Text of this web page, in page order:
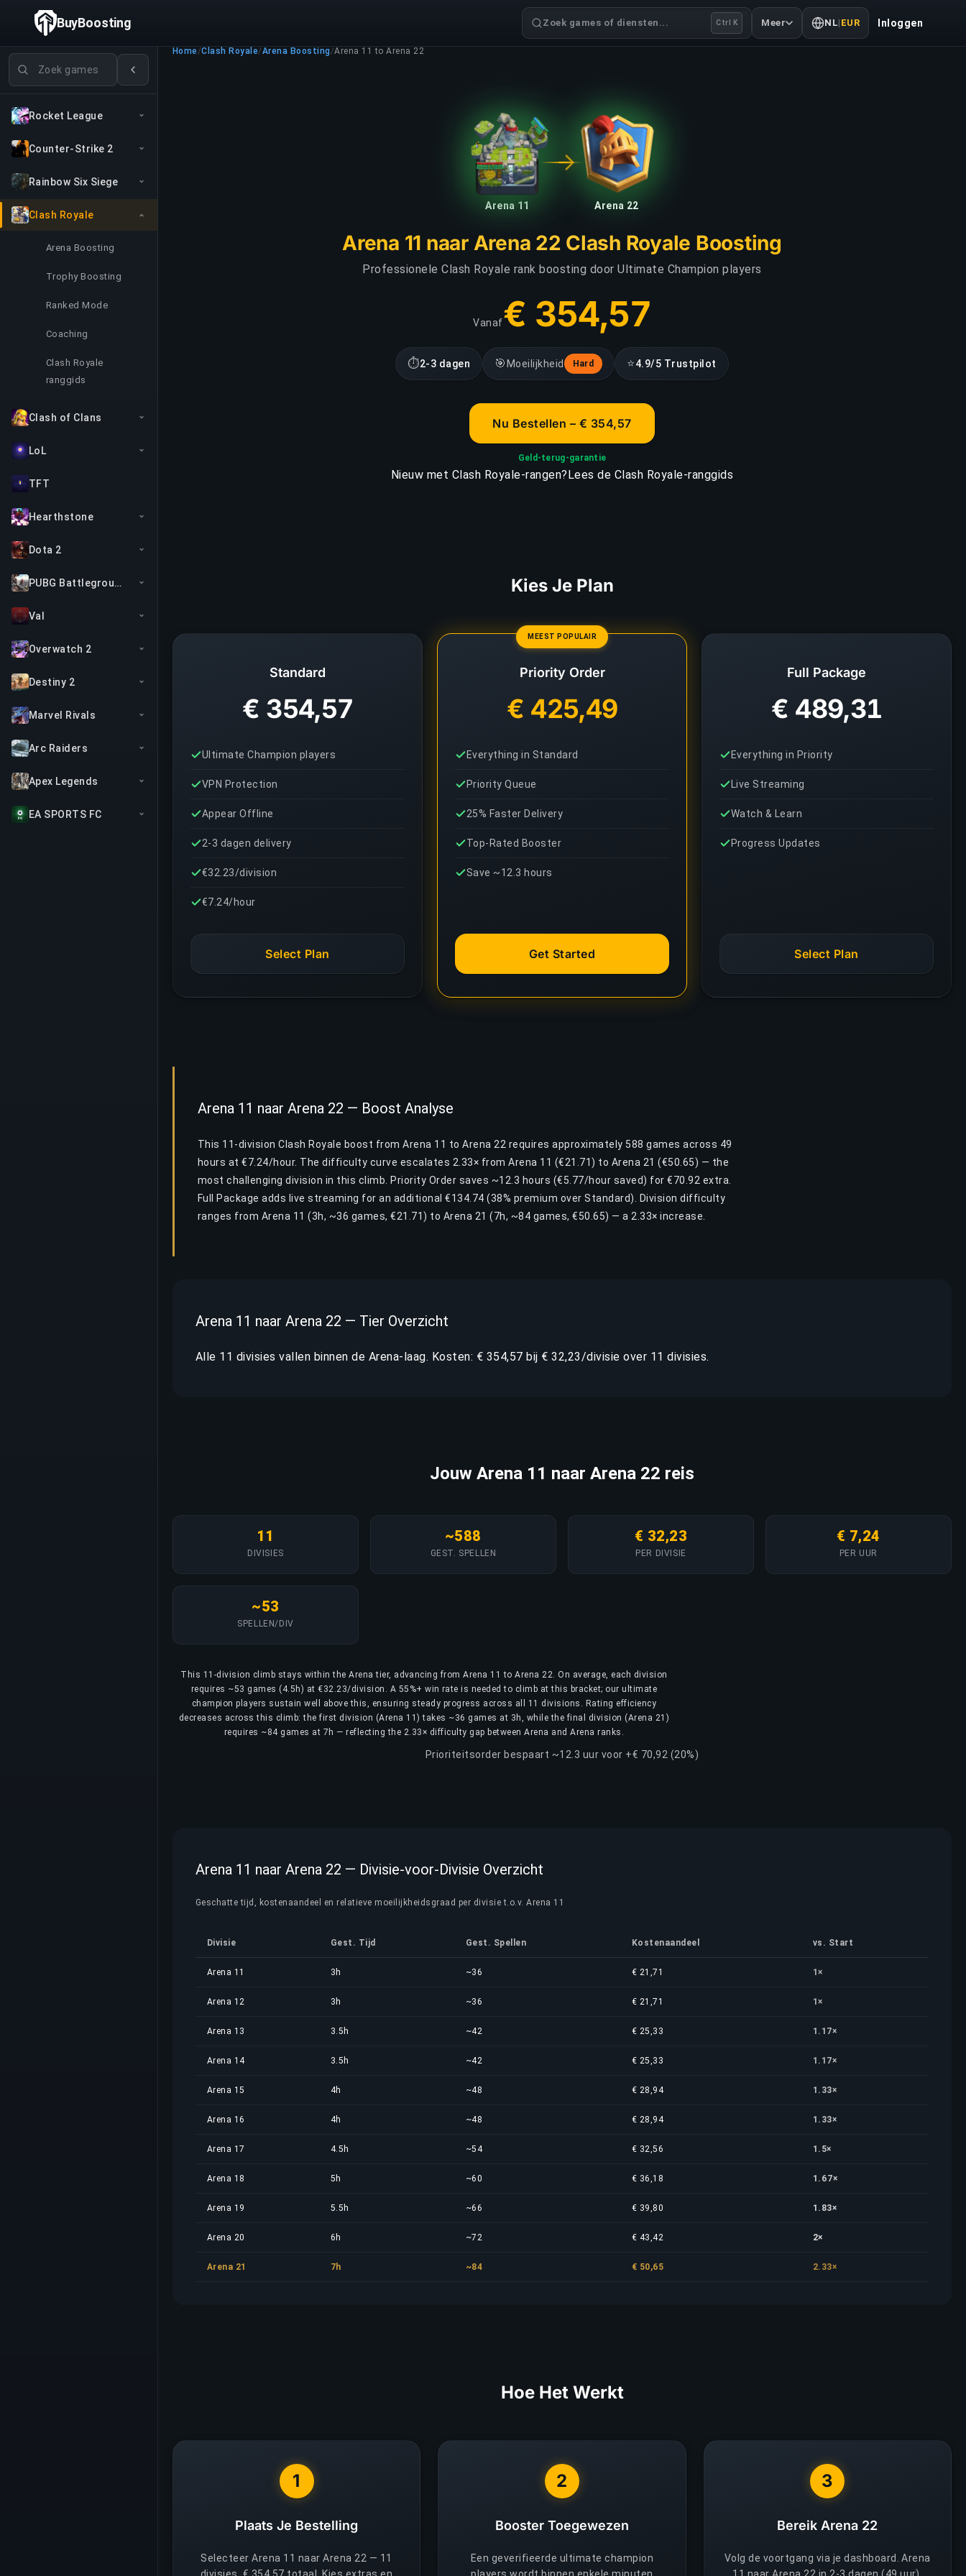
Games zoeken
Rocket League
Counter-Strike 2
Rainbow Six Siege
Clash Royale
Arena Boosting
Trophy Boosting
Ranked Mode
Coaching
Clash Royale
ranggids
Clash of Clans
LoL
TFT
Hearthstone
Dota 2
PUBG Battlegrounds
Val
Overwatch 2
Destiny 2
Marvel Rivals
Arc Raiders
Apex Legends
EA SPORTS FC
BuyBoosting Zoek games of diensten... Ctrl K Meer NL| EUR Inloggen
Home/Clash Royale/Arena Boosting/Arena 11 to Arena 22
Arena 11 Arena 22
Arena 11 naar Arena 22 Clash Royale Boosting
Professionele Clash Royale rank boosting door Ultimate Champion players
Vanaf€ 354,57
⏱2-3 dagen 🎯 Moeilijkheid Hard ⭐4.9/5 Trustpilot
Nu Bestellen – € 354,57
Geld-terug-garantie
Nieuw met Clash Royale-rangen?Lees de Clash Royale-ranggids
Kies Je Plan
Standard
€ 354,57
Ultimate Champion players
VPN Protection
Appear Offline
2-3 dagen delivery
€32.23/division
€7.24/hour
Select Plan
MEEST POPULAIR
Priority Order
€ 425,49
Everything in Standard
Priority Queue
25% Faster Delivery
Top-Rated Booster
Save ~12.3 hours
Get Started
Full Package
€ 489,31
Everything in Priority
Live Streaming
Watch & Learn
Progress Updates
Select Plan
Arena 11 naar Arena 22 — Boost Analyse
This 11-division Clash Royale boost from Arena 11 to Arena 22 requires approximately 588 games across 49
hours at €7.24/hour. The difficulty curve escalates 2.33× from Arena 11 (€21.71) to Arena 21 (€50.65) — the
most challenging division in this climb. Priority Order saves ~12.3 hours (€5.77/hour saved) for €70.92 extra.
Full Package adds live streaming for an additional €134.74 (38% premium over Standard). Division difficulty
ranges from Arena 11 (3h, ~36 games, €21.71) to Arena 21 (7h, ~84 games, €50.65) — a 2.33× increase.
Arena 11 naar Arena 22 — Tier Overzicht
Alle 11 divisies vallen binnen de Arena-laag. Kosten: € 354,57 bij € 32,23/divisie over 11 divisies.
Jouw Arena 11 naar Arena 22 reis
11
DIVISIES
~588
GEST. SPELLEN
€ 32,23
PER DIVISIE
€ 7,24
PER UUR
~53
SPELLEN/DIV
This 11-division climb stays within the Arena tier, advancing from Arena 11 to Arena 22. On average, each division
requires ~53 games (4.5h) at €32.23/division. A 55%+ win rate is needed to climb at this bracket; our ultimate
champion players sustain well above this, ensuring steady progress across all 11 divisions. Rating efficiency
decreases across this climb: the first division (Arena 11) takes ~36 games at 3h, while the final division (Arena 21)
requires ~84 games at 7h — reflecting the 2.33× difficulty gap between Arena and Arena ranks.
Prioriteitsorder bespaart ~12.3 uur voor +€ 70,92 (20%)
Arena 11 naar Arena 22 — Divisie-voor-Divisie Overzicht
Geschatte tijd, kostenaandeel en relatieve moeilijkheidsgraad per divisie t.o.v. Arena 11
Divisie Gest. Tijd Gest. Spellen Kostenaandeel vs. Start
Arena 11 3h ~36 € 21,71 1×
Arena 12 3h ~36 € 21,71 1×
Arena 13 3.5h ~42 € 25,33 1.17×
Arena 14 3.5h ~42 € 25,33 1.17×
Arena 15 4h ~48 € 28,94 1.33×
Arena 16 4h ~48 € 28,94 1.33×
Arena 17 4.5h ~54 € 32,56 1.5×
Arena 18 5h ~60 € 36,18 1.67×
Arena 19 5.5h ~66 € 39,80 1.83×
Arena 20 6h ~72 € 43,42 2×
Arena 21 7h ~84 € 50,65 2.33×
Hoe Het Werkt
1
Plaats Je Bestelling
Selecteer Arena 11 naar Arena 22 — 11
2
Booster Toegewezen
Een geverifieerde ultimate champion
3
Bereik Arena 22
Volg de voortgang via je dashboard. Arena